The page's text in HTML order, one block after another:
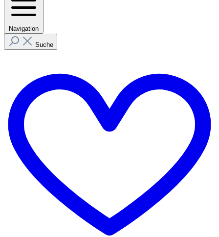
Navigation
Suche